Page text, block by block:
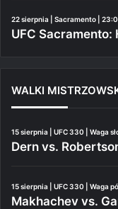
22 sierpnia | Sacramento |
UFC
WALKI
15 sierpnia | UFC 330 | Waga
Dern vs.
15 sierpnia | UFC 330 | Waga
Makhachev vs.